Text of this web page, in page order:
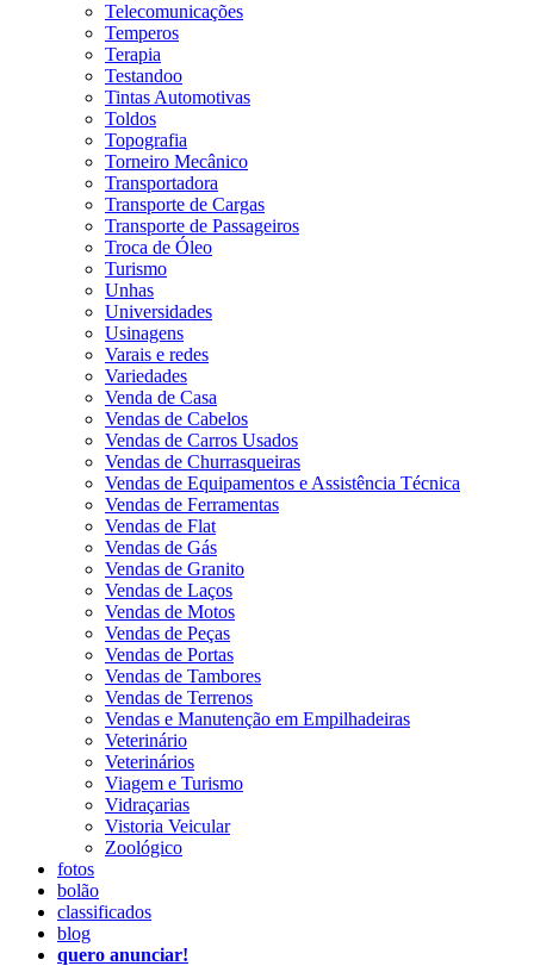
Telecomunicações
Temperos
Terapia
Testandoo
Tintas Automotivas
Toldos
Topografia
Torneiro Mecânico
Transportadora
Transporte de Cargas
Transporte de Passageiros
Troca de Óleo
Turismo
Unhas
Universidades
Usinagens
Varais e redes
Variedades
Venda de Casa
Vendas de Cabelos
Vendas de Carros Usados
Vendas de Churrasqueiras
Vendas de Equipamentos e Assistência Técnica
Vendas de Ferramentas
Vendas de Flat
Vendas de Gás
Vendas de Granito
Vendas de Laços
Vendas de Motos
Vendas de Peças
Vendas de Portas
Vendas de Tambores
Vendas de Terrenos
Vendas e Manutenção em Empilhadeiras
Veterinário
Veterinários
Viagem e Turismo
Vidraçarias
Vistoria Veicular
Zoológico
fotos
bolão
classificados
blog
quero anunciar!